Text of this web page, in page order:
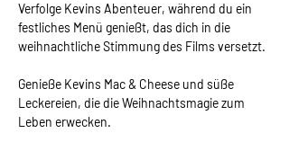
Verfolge Kevins Abenteuer, während du ein
festliches Menü genießt, das dich in die
weihnachtliche Stimmung des Films versetzt.
Genieße Kevins Mac & Cheese und süße
Leckereien, die die Weihnachtsmagie zum
Leben erwecken.